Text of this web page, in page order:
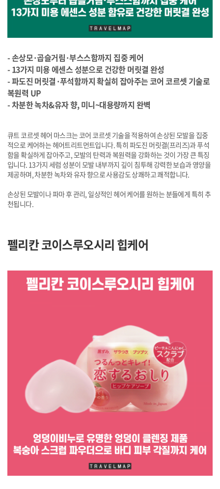
- 손상모·곱슬거림·부스스함까지 집중 케어
- 13가지 미용 에센스 성분으로 건강한 머릿결 완성
- 파도진 머릿결·푸석함까지 확실히 잡아주는 코어 코르셋 기술로
복원력 UP
- 차분한 녹차&유자 향, 미니~대용량까지 완벽
큐트 코르셋 헤어 마스크는 코어 코르셋 기술을 적용하여 손상된 모발을 집중
적으로 케어하는 헤어트리트먼트입니다. 특히 파도진 머릿결(프리즈)과 푸석
함을 확실하게 잡아주고, 모발의 탄력과 복원력을 강화하는 것이 가장 큰 특징
입니다. 13가지 세럼 성분이 모발 내부까지 깊이 침투해 강력한 보습과 영양을
제공하며, 차분한 녹차와 유자 향으로 사용감도 상쾌하고 쾌적합니다.
손상된 모발이나 파마 후 관리, 일상적인 헤어 케어를 원하는 분들에게 특히 추
천됩니다.
펠리칸 코이스루오시리 힙케어